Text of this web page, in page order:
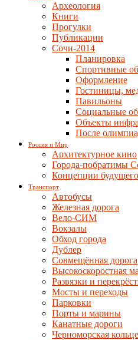
Археология
Книги
Прогулки
Публикации
Сочи-2014
Планировка
Спортивные
Оформление
Гостиницы,
Павильоны
Социальные
Объекты
После
Россия и Мир
Архитектурное кино
Города-побратимы
Концепции будущего
Транспорт
Автобусы
Железная дорога
Вело-СИМ
Вокзалы
Обход города
Дублер
Совмещённая дорога
Высокоскоростная
Развязки и
Мосты и переходы
Парковки
Порты и марины
Канатные дороги
Черноморская